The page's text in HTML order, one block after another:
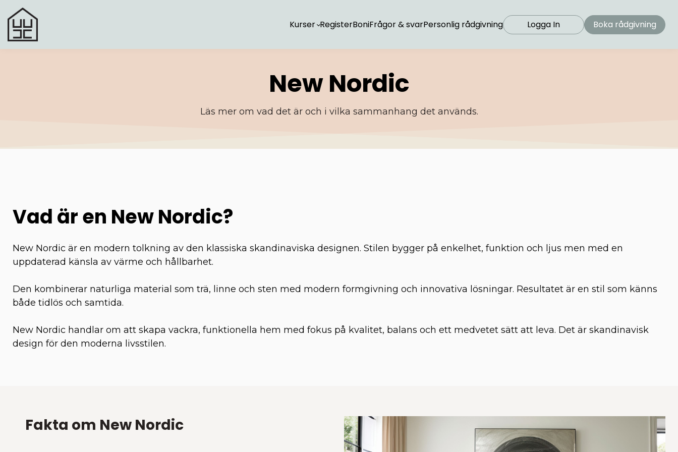
Kurser RegisterBoniFrågor & svarPersonlig rådgivning Logga In Boka rådgivning
New Nordic
Läs mer om vad det är och i vilka sammanhang det används.
Vad är en New Nordic?
New Nordic är en modern tolkning av den klassiska skandinaviska designen. Stilen bygger på enkelhet, funktion och ljus men med en
uppdaterad känsla av värme och hållbarhet.
Den kombinerar naturliga material som trä, linne och sten med modern formgivning och innovativa lösningar. Resultatet är en stil som känns
både tidlös och samtida.
New Nordic handlar om att skapa vackra, funktionella hem med fokus på kvalitet, balans och ett medvetet sätt att leva. Det är skandinavisk
design för den moderna livsstilen.
Fakta om New Nordic